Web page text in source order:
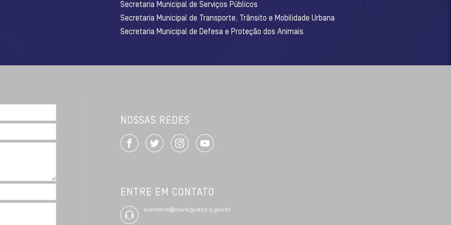
Secretaria Municipal de Serviços Públicos
Secretaria Municipal de Transporte, Trânsito e Mobilidade Urbana
Secretaria Municipal de Defesa e Proteção dos Animais
NOSSAS REDES
ENTRE EM CONTATO
ouvidoria@novaiguacu.rj.gov.br